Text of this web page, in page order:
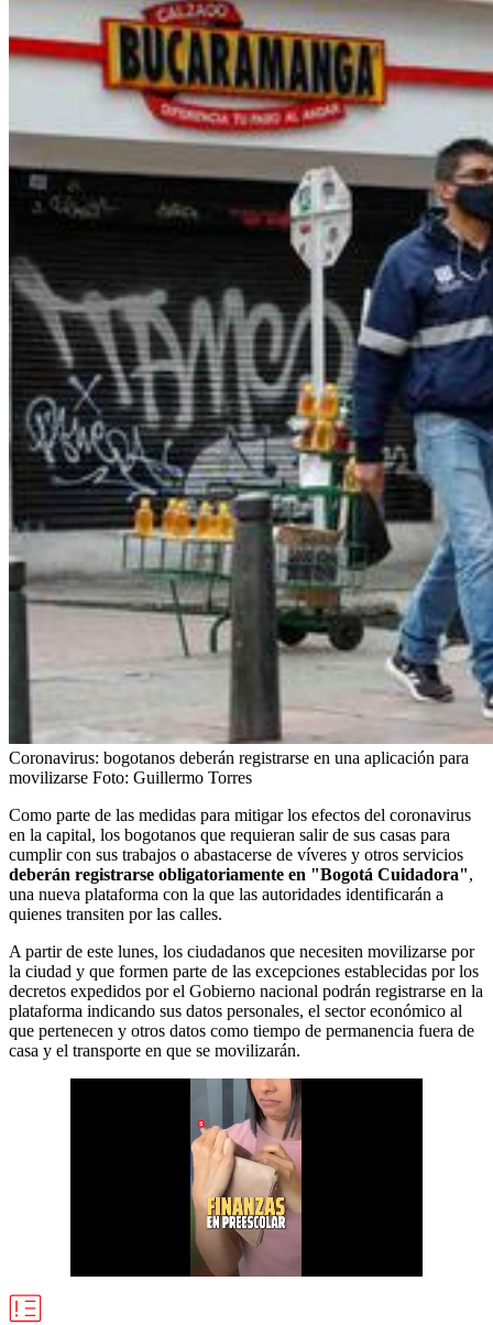
Coronavirus: bogotanos deberán registrarse en una aplicación para
movilizarse Foto: Guillermo Torres
Como parte de las medidas para mitigar los efectos del coronavirus
en la capital, los bogotanos que requieran salir de sus casas para
cumplir con sus trabajos o abastacerse de víveres y otros servicios
deberán registrarse obligatoriamente en "Bogotá Cuidadora",
una nueva plataforma con la que las autoridades identificarán a
quienes transiten por las calles.
A partir de este lunes, los ciudadanos que necesiten movilizarse por
la ciudad y que formen parte de las excepciones establecidas por los
decretos expedidos por el Gobierno nacional podrán registrarse en la
plataforma indicando sus datos personales, el sector económico al
que pertenecen y otros datos como tiempo de permanencia fuera de
casa y el transporte en que se movilizarán.